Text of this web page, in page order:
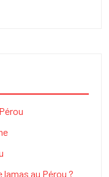
lamas au Pérou ?